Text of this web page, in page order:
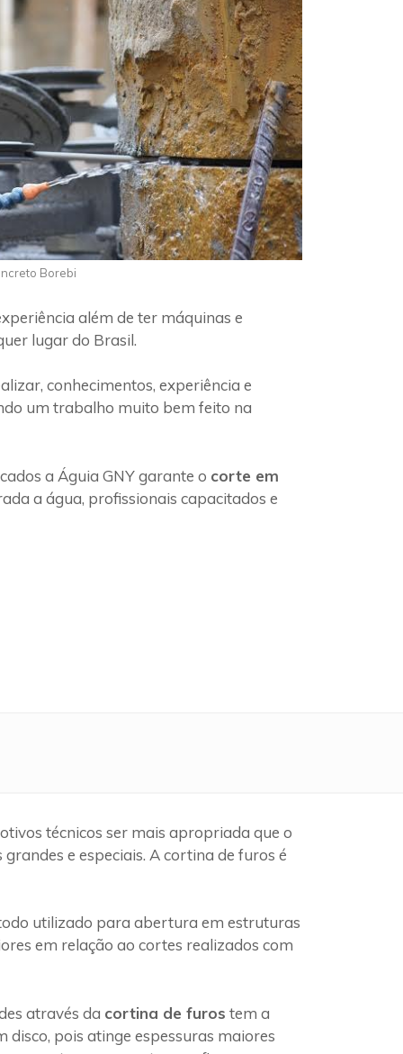
Borebi
além de ter máquinas e
lugar do Brasil.
conhecimentos, experiência e
um trabalho muito bem feito na
a Águia GNY garante o corte em
a água, profissionais capacitados e
técnicos ser mais apropriada que o
e especiais. A cortina de furos é
utilizado para abertura em estruturas
em relação ao cortes realizados com
através da cortina de furos tem a
pois atinge espessuras maiores